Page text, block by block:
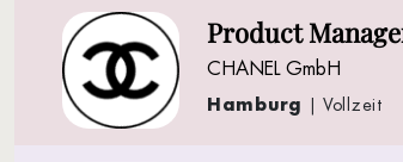
Product
CHANEL GmbH
Hamburg | Vollzeit